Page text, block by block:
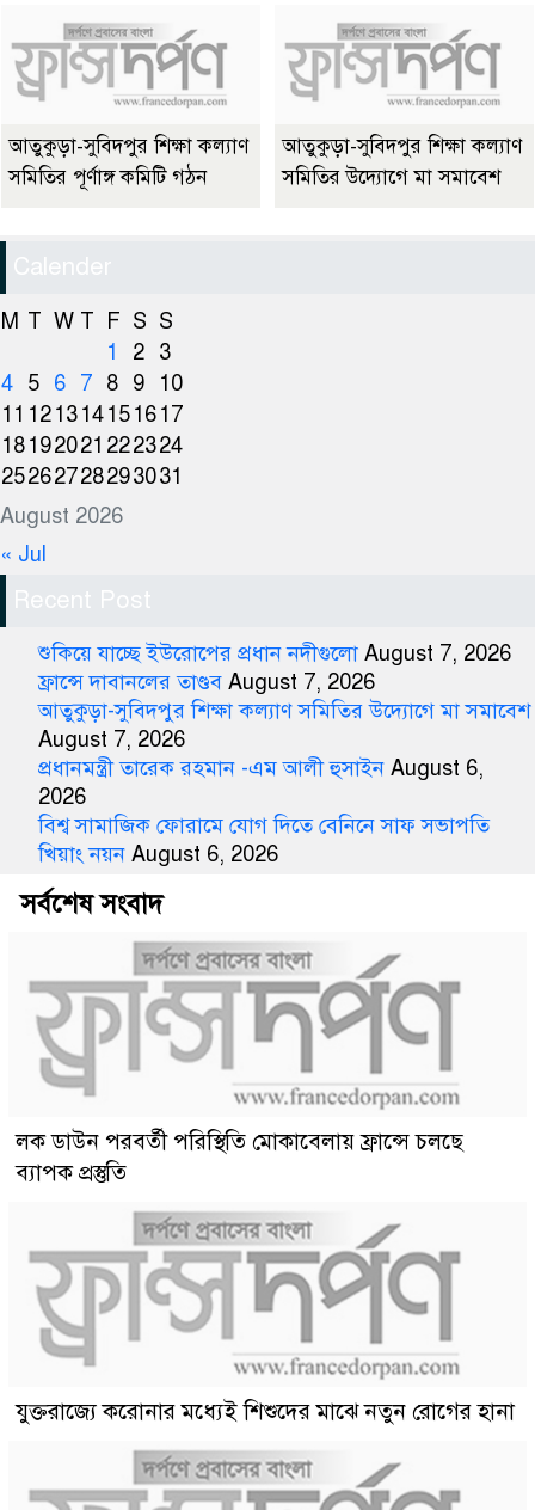
আতুকুড়া-সুবিদপুর শিক্ষা কল্যাণ
সমিতির পূর্ণাঙ্গ কমিটি গঠন
আতুকুড়া-সুবিদপুর শিক্ষা কল্যাণ
সমিতির উদ্যোগে মা সমাবেশ
Calender
August 2026
M T W T F S S
1
2 3
4 5 6 7 8 9
10
11 121314151617
18192021 222324
25262728293031
« Jul
Recent Post
শুকিয়ে যাচ্ছে ইউরোপের প্রধান নদীগুলো August 7, 2026
ফ্রান্সে দাবানলের তাণ্ডব August 7, 2026
আতুকুড়া-সুবিদপুর শিক্ষা কল্যাণ সমিতির উদ্যোগে মা সমাবেশ
August 7, 2026
প্রধানমন্ত্রী তারেক রহমান -এম আলী হুসাইন August 6,
2026
বিশ্ব সামাজিক ফোরামে যোগ দিতে বেনিনে সাফ সভাপতি
খিয়াং নয়ন August 6, 2026
সর্বশেষ সংবাদ
লক ডাউন পরবর্তী পরিস্থিতি মোকাবেলায় ফ্রান্সে চলছে
ব্যাপক প্রস্তুতি
যুক্তরাজ্যে করোনার মধ্যেই শিশুদের মাঝে নতুন রোগের হানা